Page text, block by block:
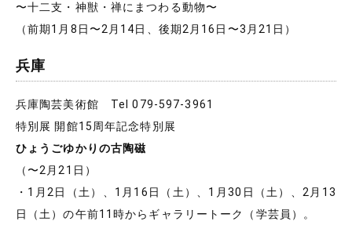
〜十二支・神獣・禅にまつわる動物〜
（前期1月8日〜2月14日、後期2月16日〜3月21日）
兵庫
兵庫陶芸美術館 Tel 079-597-3961
特別展 開館15周年記念特別展
ひょうごゆかりの古陶磁
（〜2月21日）
・1月2日（土）、1月16日（土）、1月30日（土）、2月13
日（土）の午前11時からギャラリートーク（学芸員）。